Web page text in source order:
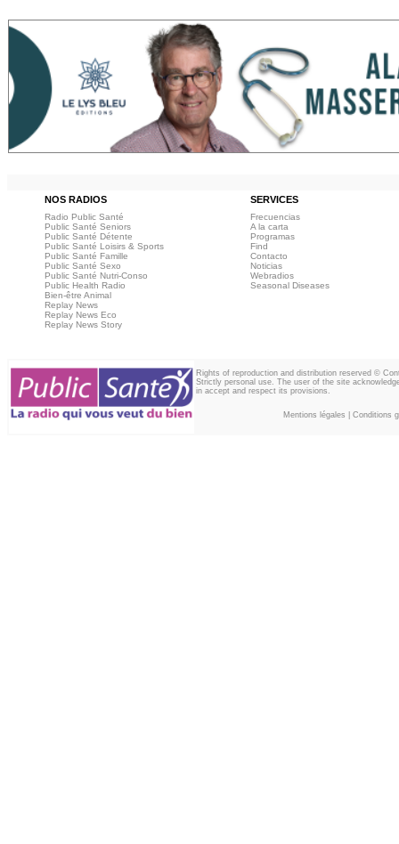
NOS RADIOS SERVICES
Radio Public Santé
Public Santé Seniors
Public Santé Détente
Public Santé Loisirs & Sports
Public Santé Famille
Public Santé Sexo
Public Santé Nutri-Conso
Public Health Radio
Bien-être Animal
Replay News
Replay News Eco
Replay News Story
Frecuencias
A la carta
Programas
Find
Contacto
Noticias
Webradios
Seasonal Diseases
Rights of reproduction and distribution reserved ©
Strictly personal use. The user of the site
in accept and respect its provisions.
Mentions légales Conditions